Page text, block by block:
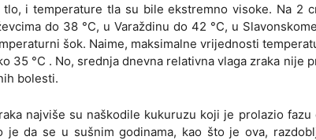
i temperature tla su bile ekstremno visoke. Na 2
do 38 °C, u Varaždinu do 42 °C, u
šok. Naime, maksimalne vrijednosti
35 °C . No, srednja dnevna relativna vlaga zraka nije
bolesti.
najviše su naškodile kukuruzu koji je prolazio fazu
da se u sušnim godinama, kao što je ova,